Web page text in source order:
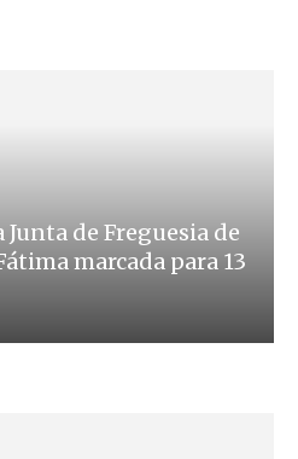
de Freguesia de
marcada para 13